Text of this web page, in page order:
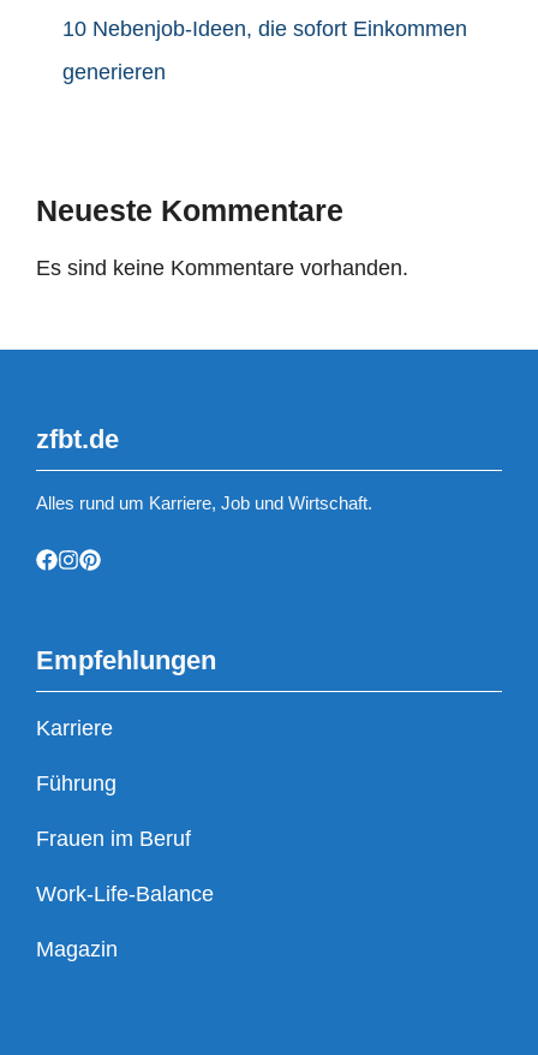
10 Nebenjob-Ideen, die sofort Einkommen
generieren
Neueste Kommentare
Es sind keine Kommentare vorhanden.
zfbt.de
Alles rund um Karriere, Job und Wirtschaft.
Empfehlungen
Karriere
Führung
Frauen im Beruf
Work-Life-Balance
Magazin